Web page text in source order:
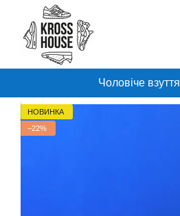
Перейти до основного контенту
Чоловіче взуття
НОВИНКА
−22%